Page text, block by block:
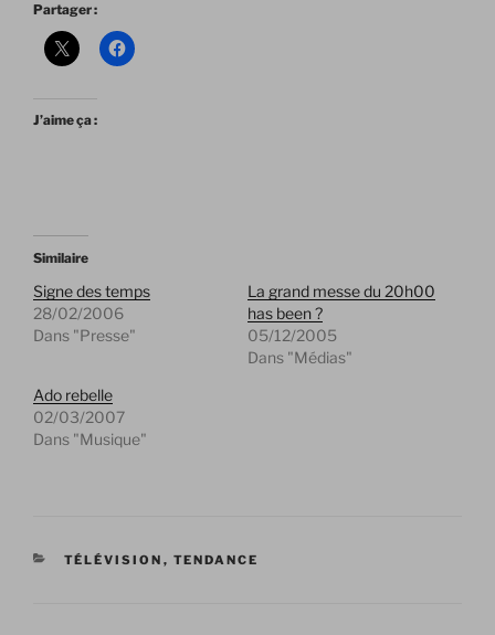
Partager :
J’aime ça :
Similaire
Signe des temps
28/02/2006
Dans "Presse"
La grand messe du 20h00
has been ?
05/12/2005
Dans "Médias"
Ado rebelle
02/03/2007
Dans "Musique"
CATÉGORIES
TÉLÉVISION , TENDANCE